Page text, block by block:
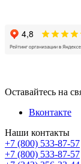
Оставайтесь на
Вконтакте
Наши контакты
+7 (800) 533-87-57
+7 (800) 533-87-57